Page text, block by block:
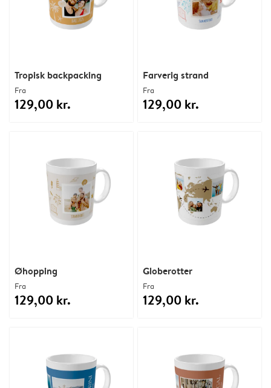
Globerotter
Fra
129,00 kr.
Øhopping
Fra
129,00 kr.
Tropisk backpacking
Fra
129,00 kr.
Farverig strand
Fra
129,00 kr.